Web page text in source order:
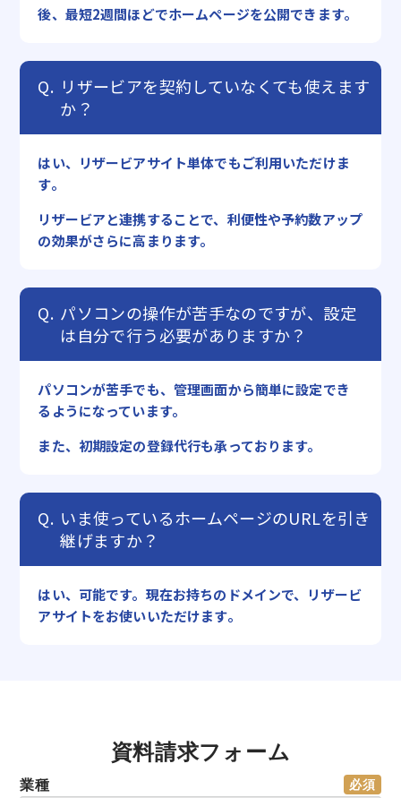
後、最短2週間ほどでホームページを公開できます。
リザービアを契約していなくても使えます
か？
はい、リザービアサイト単体でもご利用いただけま
す。
リザービアと連携することで、利便性や予約数アップ
の効果がさらに高まります。
パソコンの操作が苦手なのですが、設定
は自分で行う必要がありますか？
パソコンが苦手でも、管理画面から簡単に設定でき
るようになっています。
また、初期設定の登録代行も承っております。
いま使っているホームページのURLを引き
継げますか？
はい、可能です。現在お持ちのドメインで、リザービ
アサイトをお使いいただけます。
資料請求フォーム
業種